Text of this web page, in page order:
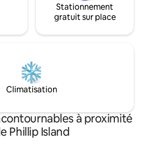
Stationnement
gratuit sur place
Climatisation
à proximité
Phillip Island